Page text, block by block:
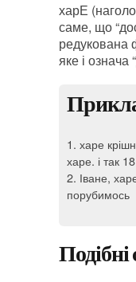
харЕ
саме, що
редукована
яке і означа
1. харе
харе. і так
2. Іване,
порубимось
Подібні